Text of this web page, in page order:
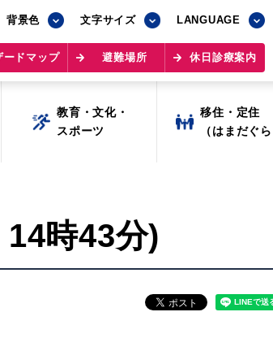
背景色 文字サイズ LANGUAGE
ードマップ 避難場所 休日診療案内
背景色 文字サイズ LANGUAGE
ードマップ 避難場所 休日診療案内
教育・文化・
スポーツ
移住・定住
（はまだぐら
教育・文化・
スポーツ
移住・定住
（はまだぐら
時43分)